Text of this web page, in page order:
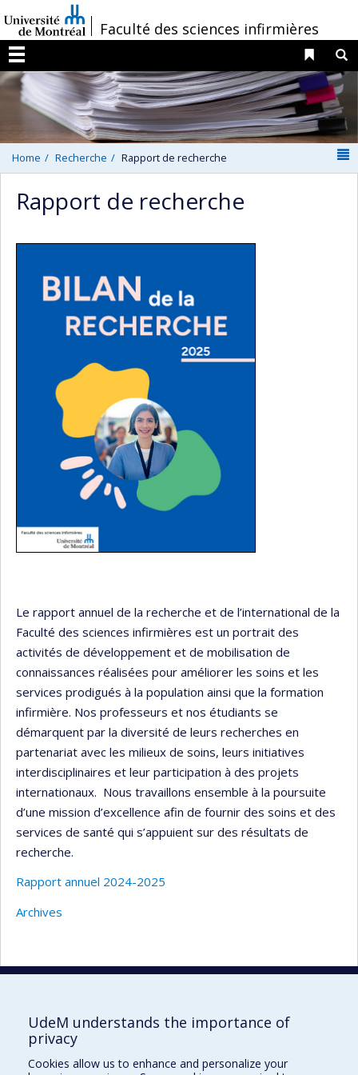
au
contenu
/Faculté des sciences infirmières
Menu
Liens
Home Recherche Rapport de recherche
Rapport de recherche
Le rapport annuel de la recherche et de l’international de la
Faculté des sciences infirmières est un portrait des
activités de développement et de mobilisation de
connaissances réalisées pour améliorer les soins et les
services prodigués à la population ainsi que la formation
infirmière. Nos professeurs et nos étudiants se
démarquent par la diversité de leurs recherches en
partenariat avec les milieux de soins, leurs initiatives
interdisciplinaires et leur participation à des projets
internationaux. Nous travaillons ensemble à la poursuite
d’une mission d’excellence afin de fournir des soins et des
services de santé qui s’appuient sur des résultats de
recherche.
Rapport annuel 2024-2025
Archives
Faculté des sciences infirmières
UdeM understands the importance of
privacy
Cookies allow us to enhance and personalize your